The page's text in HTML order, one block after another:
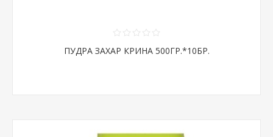
ПУДРА ЗАХАР КРИНА 500ГР.*10БР.